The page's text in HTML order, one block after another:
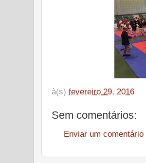
à(s) fevereiro 29, 2016
Sem comentários:
Enviar um comentário